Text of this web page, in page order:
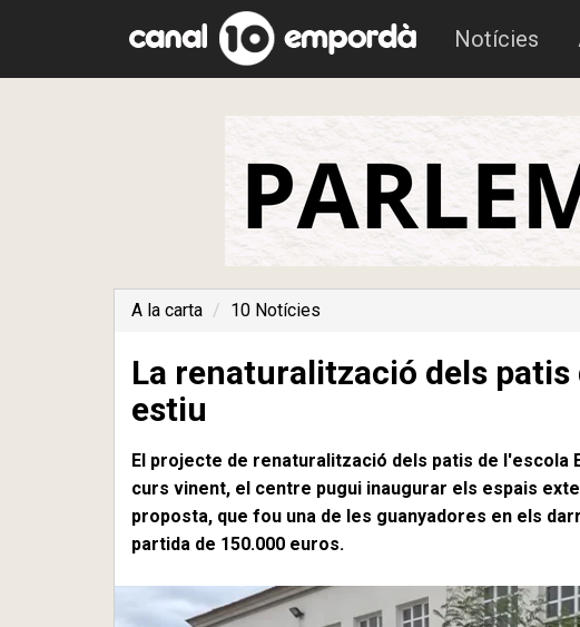
Notícies
A la carta 10 Notícies
La renaturalització dels
estiu
El projecte de renaturalització dels patis de
curs vinent, el centre pugui inaugurar els espais
proposta, que fou una de les guanyadores en els
partida de 150.000 euros.